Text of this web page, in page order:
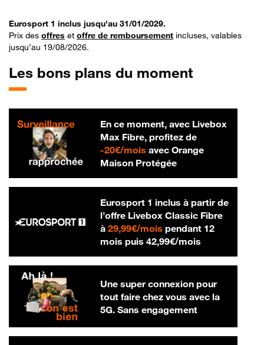
Eurosport 1 inclus jusqu'au 31/01/2029.
Prix des offres et offre de remboursement incluses, valables
jusqu’au 19/08/2026.
Les bons plans du moment
En ce moment, avec Livebox
Max Fibre, profitez de
-20€/mois20 € par mois
avec Orange
Maison Protégée
Eurosport 1 inclus à partir de
l’offre Livebox Classic Fibre
à 29,99€/mois29,99 € par mois
pendant 12
mois puis 42,99€/mois42,99 € par
Une super connexion pour
tout faire chez vous avec la
5G. Sans engagement